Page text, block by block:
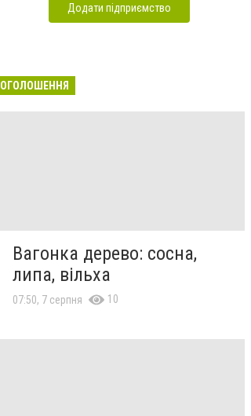
Додати підприємство
ОГОЛОШЕННЯ
Вагонка дерево: сосна,
липа, вільха
07:50, 7 серпня 10